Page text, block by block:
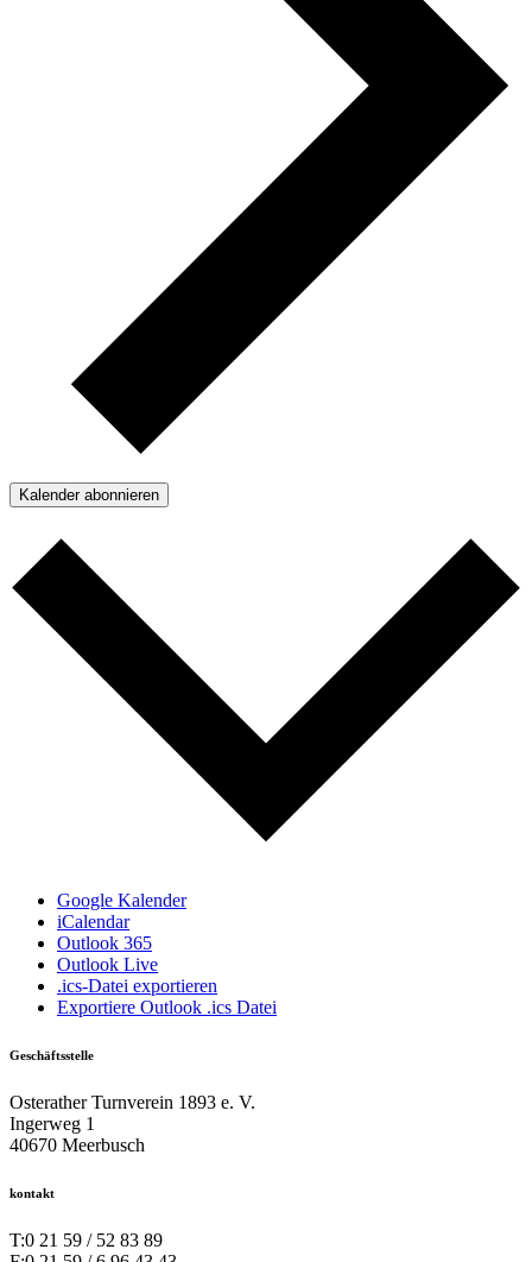
Kalender abonnieren
Google Kalender
iCalendar
Outlook 365
Outlook Live
.ics-Datei exportieren
Exportiere Outlook .ics Datei
Geschäftsstelle
Osterather Turnverein 1893 e. V.
Ingerweg 1
40670 Meerbusch
kontakt
T:0 21 59 / 52 83 89